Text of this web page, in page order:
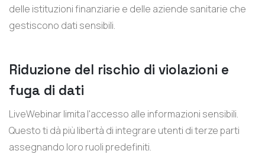
delle istituzioni finanziarie e delle aziende sanitarie che
gestiscono dati sensibili.
Riduzione del rischio di violazioni e
fuga di dati
LiveWebinar limita l'accesso alle informazioni sensibili.
Questo ti dà più libertà di integrare utenti di terze parti
assegnando loro ruoli predefiniti.